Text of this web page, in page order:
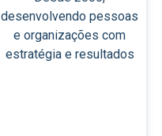
desenvolvendo pessoas
e organizações com
estratégia e resultados